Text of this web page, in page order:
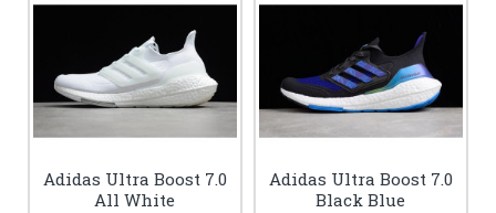
Adidas Ultra Boost 7.0
All White
Adidas Ultra Boost 7.0
Black Blue